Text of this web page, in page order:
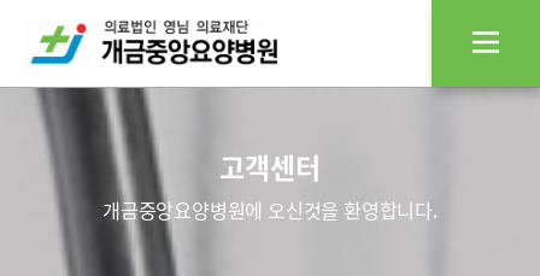
고객센터
개금중앙요양병원에 오신것을 환영합니다.